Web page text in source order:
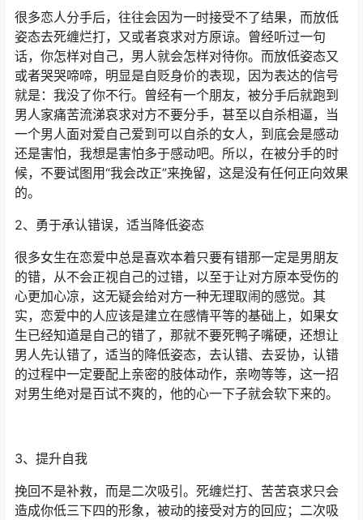
很多恋人分手后，往往会因为一时接受不了结果，而放低
姿态去死缠烂打，又或者哀求对方原谅。曾经听过一句
话，你怎样对自己，男人就会怎样对待你。而放低姿态又
或者哭哭啼啼，明显是自贬身价的表现，因为表达的信号
就是：我没了你不行。曾经有一个朋友，被分手后就跑到
男人家痛苦流涕哀求对方不要分手，甚至以自杀相逼，当
一个男人面对爱自己爱到可以自杀的女人，到底会是感动
还是害怕，我想是害怕多于感动吧。所以，在被分手的时
候，不要试图用“我会改正”来挽留，这是没有任何正向效果
的。
2、勇于承认错误，适当降低姿态
很多女生在恋爱中总是喜欢本着只要有错那一定是男朋友
的错，从不会正视自己的过错，以至于让对方原本受伤的
心更加心凉，这无疑会给对方一种无理取闹的感觉。其
实，恋爱中的人应该是建立在感情平等的基础上，如果女
生已经知道是自己的错了，那就不要死鸭子嘴硬，还想让
男人先认错了，适当的降低姿态，去认错、去妥协，认错
的过程中一定要配上亲密的肢体动作，亲吻等等，这一招
对男生绝对是百试不爽的，他的心一下子就会软下来的。
3、提升自我
挽回不是补救，而是二次吸引。死缠烂打、苦苦哀求只会
造成你低三下四的形象，被动的接受对方的回应；二次吸